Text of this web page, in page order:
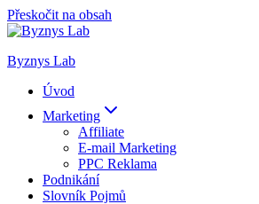
Přeskočit na obsah
Byznys Lab
Úvod
Marketing
Affiliate
E-mail Marketing
PPC Reklama
Podnikání
Slovník Pojmů